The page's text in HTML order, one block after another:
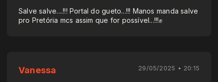
Salve salve....!!! Portal do gueto...!!! Manos manda salve
pro Pretória mcs assim que for possível...!!!✊
Vanessa 29/05/2025 • 20:15